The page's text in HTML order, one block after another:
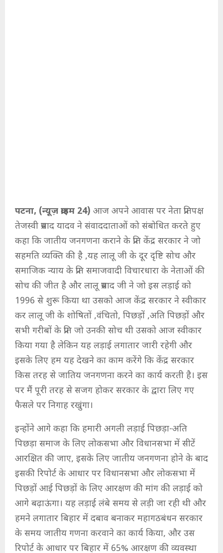
पटना, (न्यूज़ क्राइम 24) आज अपने आवास पर नेता प्रतिपक्ष
तेजस्वी प्रसाद यादव ने संवाददाताओं को संबोधित करते हुए
कहा कि जातीय जनगणना कराने के प्रति केंद्र सरकार ने जो
सहमति व्यक्ति की है ,यह लालू जी के दूर दृष्टि सोच और
समाजिक न्याय के प्रति समाजवादी विचारधारा के नेताओं की
सोच की जीत है और लालू प्रसाद जी ने जो इस लड़ाई को
1996 से शुरू किया था उसको आज केंद्र सरकार ने स्वीकार
कर लालू जी के शोषितों ,वंचितो, पिछड़ों ,अति पिछड़ों और
सभी गरीबों के प्रति जो उनकी सोच थी उसको आज स्वीकार
किया गया है लेकिन यह लड़ाई लगातार जारी रहेगी और
इसके लिए हम यह देखने का काम करेंगे कि केंद्र सरकार
किस तरह से जातिय जनगणना करने का कार्य करती है। इस
पर मैं पूरी तरह से सजग होकर सरकार के द्वारा लिए गए
फैसले पर निगाह रखुंगा।
इन्होंने आगे कहा कि हमारी अगली लड़ाई पिछड़ा-अति
पिछड़ा समाज के लिए लोकसभा और विधानसभा में सीटें
आरक्षित की जाए, इसके लिए जातीय जनगणना होने के बाद
इसकी रिपोर्ट के आधार पर विधानसभा और लोकसभा में
पिछड़ों आई पिछड़ों के लिए आरक्षण की मांग की लड़ाई को
आगे बढ़ाऊंगा। यह लड़ाई लंबे समय से लड़ी जा रही थी और
हमने लगातार बिहार में दबाव बनाकर महागठबंधन सरकार
के समय जातीय गणना करवाने का कार्य किया, और उस
रिपोर्ट के आधार पर बिहार में 65% आरक्षण की व्यवस्था